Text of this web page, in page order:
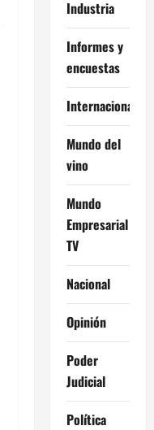
Industria
Informes y
encuestas
Internacional
Mundo del
vino
Mundo
Empresarial
TV
Nacional
Opinión
Poder
Judicial
Política